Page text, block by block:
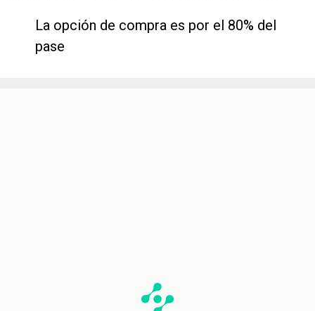
La opción de compra es por el 80% del
pase